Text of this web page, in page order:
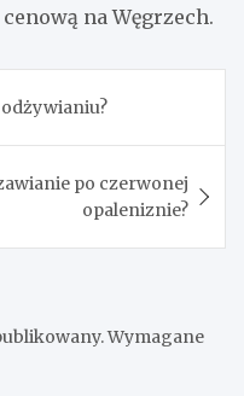
na Węgrzech.
po czerwonej
opaleniznie?
Wymagane